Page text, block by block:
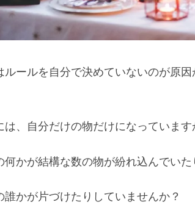
ルールを自分で決めていないのが原
、自分だけの物だけになっています
何かが結構な数の物が紛れ込んでいた
かが片づけたりしていませんか？